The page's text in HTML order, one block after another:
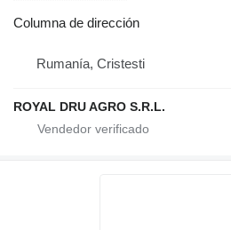
Columna de dirección
Rumanía, Cristesti
ROYAL DRU AGRO S.R.L.